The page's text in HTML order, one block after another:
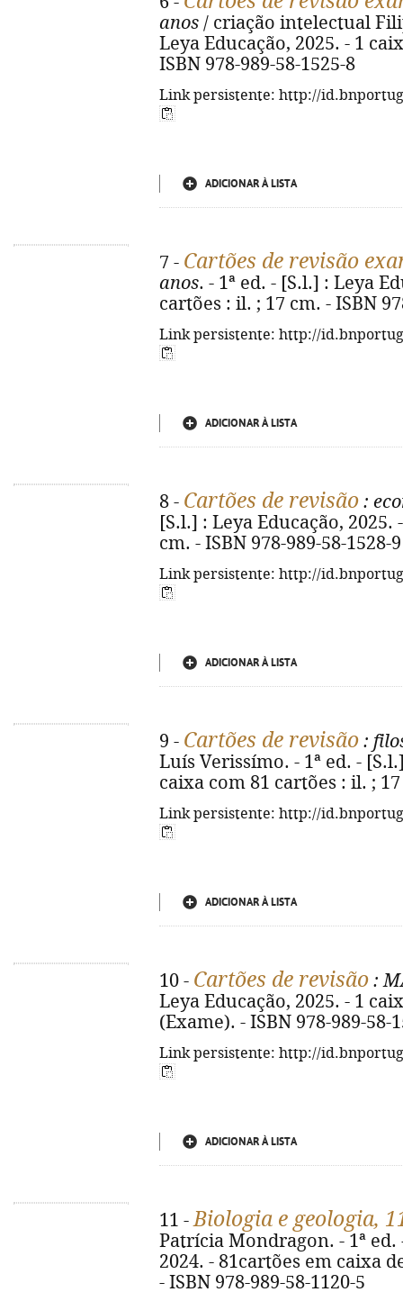
anos / criação intelectual
Leya Educação, 2025. - 1
ISBN 978-989-58-1525-8
Link persistente: http://
ADICIONAR À LISTA
7 - Cartões de revisão
anos. - 1ª ed. - [S.l.] : Leya
cartões : il. ; 17 cm. - ISBN
Link persistente: http://
ADICIONAR À LISTA
8 - Cartões de revisão :
[S.l.] : Leya Educação,
cm. - ISBN 978-989-58-1528-9
Link persistente: http://
ADICIONAR À LISTA
9 - Cartões de revisão :
Luís Verissímo. - 1ª ed. -
caixa com 81 cartões : il. ;
Link persistente: http://
ADICIONAR À LISTA
10 - Cartões de revisão :
Leya Educação, 2025. - 1
(Exame). - ISBN 978-989-58-
Link persistente: http://
ADICIONAR À LISTA
11 -Biologia e geologia,
Patrícia Mondragon. - 1ª ed.
2024. - 81cartões em caixa
- ISBN 978-989-58-1120-5